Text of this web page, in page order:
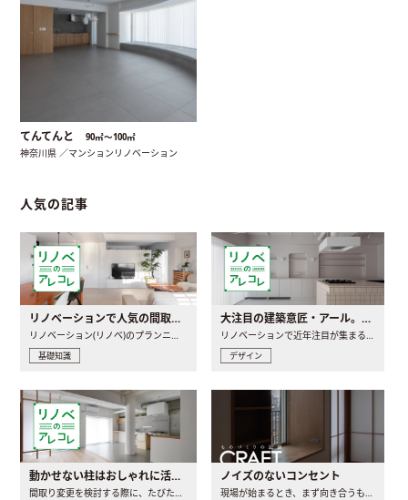
てんてんと 90㎡〜100㎡
神奈川県 ／マンションリノベーション
人気の記事
リノベーションで人気の間取りとは？トレンドの間取りと実例を徹底解説
リノベーション(リノベ)のプランニングで一番最初に決めるのは..
基礎知識
大注目の建築意匠・アール。人気の理由と空間に取り入れるポイント
リノベーションで近年注目が集まる建築意匠の一つであるアール..
デザイン
動かせない柱はおしゃれに活用！柱を魅せるリノベーション(リノベ)4選
間取り変更を検討する際に、たびたび皆さんの頭を悩ませる動か..
ノイズのないコンセント
現場が始まるとき、まず向き合うものの一つがコンセントです..